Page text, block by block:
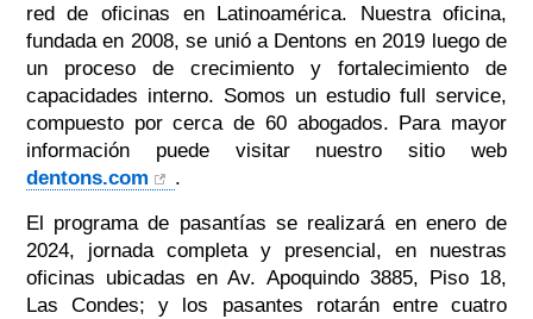
red de oficinas en Latinoamérica. Nuestra oficina,
fundada en 2008, se unió a Dentons en 2019 luego de
un proceso de crecimiento y fortalecimiento de
capacidades interno. Somos un estudio full service,
compuesto por cerca de 60 abogados. Para mayor
información puede visitar nuestro sitio web
dentons.com
.
El programa de pasantías se realizará en enero de
2024, jornada completa y presencial, en nuestras
oficinas ubicadas en Av. Apoquindo 3885, Piso 18,
Las Condes; y los pasantes rotarán entre cuatro